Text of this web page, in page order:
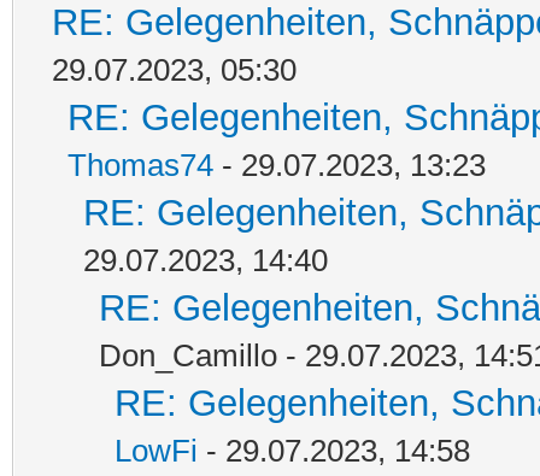
RE: Gelegenheiten,
29.07.2023, 05:30
RE: Gelegenheiten,
Thomas74 - 29.07.2023, 13:23
RE: Gelegenheiten,
29.07.2023, 14:40
RE: Gelegenheiten,
Don_Camillo - 29.07.2023,
RE: Gelegenheiten,
LowFi - 29.07.2023, 14:58